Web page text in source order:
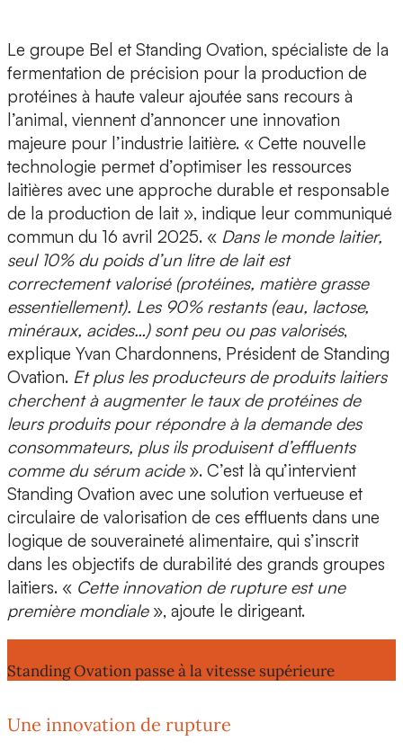
Le groupe Bel et Standing Ovation, spécialiste de la
fermentation de précision pour la production de
protéines à haute valeur ajoutée sans recours à
l’animal, viennent d’annoncer une innovation
majeure pour l’industrie laitière. « Cette nouvelle
technologie permet d’optimiser les ressources
laitières avec une approche durable et responsable
de la production de lait », indique leur communiqué
commun du 16 avril 2025. « Dans le monde laitier,
seul 10% du poids d’un litre de lait est
correctement valorisé (protéines, matière grasse
essentiellement). Les 90% restants (eau, lactose,
minéraux, acides…) sont peu ou pas valorisés,
explique Yvan Chardonnens, Président de Standing
Ovation. Et plus les producteurs de produits laitiers
cherchent à augmenter le taux de protéines de
leurs produits pour répondre à la demande des
consommateurs, plus ils produisent d’effluents
comme du sérum acide». C’est là qu’intervient
Standing Ovation avec une solution vertueuse et
circulaire de valorisation de ces effluents dans une
logique de souveraineté alimentaire, qui s’inscrit
dans les objectifs de durabilité des grands groupes
laitiers. « Cette innovation de rupture est une
première mondiale», ajoute le dirigeant.
Standing Ovation passe à la vitesse supérieure
Une innovation de rupture